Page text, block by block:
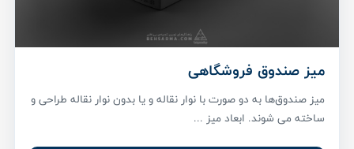
میز صندوق فروشگاهی
میز صندوق‌ها به دو صورت با نوار نقاله و یا بدون نوار نقاله طراحی و
ساخته می شوند. ابعاد میز ...